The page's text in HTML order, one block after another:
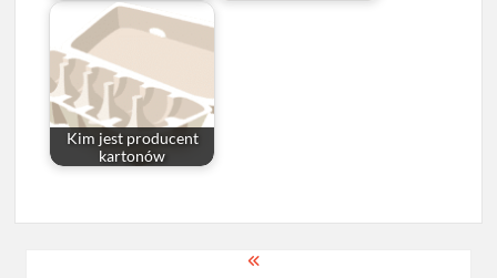
Kim jest producent
kartonów